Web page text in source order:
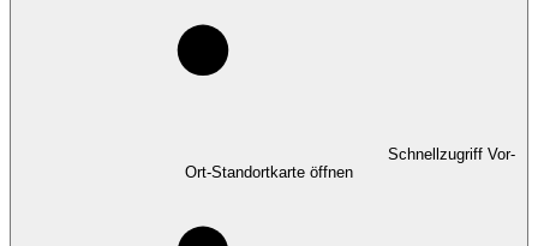
Schnellzugriff Vor-
Ort-Standortkarte öffnen